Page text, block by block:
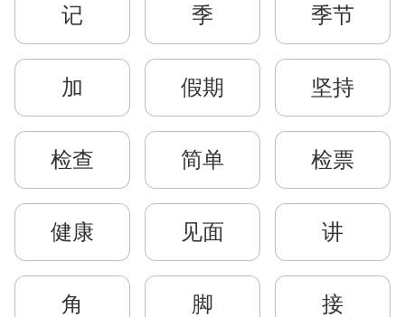
记 季 季节
加 假期 坚持
检查 简单 检票
健康 见面 讲
角 脚 接